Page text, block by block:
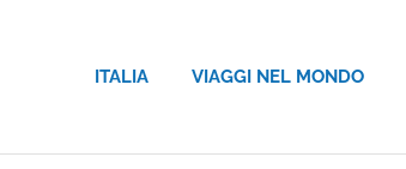
ITALIA VIAGGI NEL MONDO